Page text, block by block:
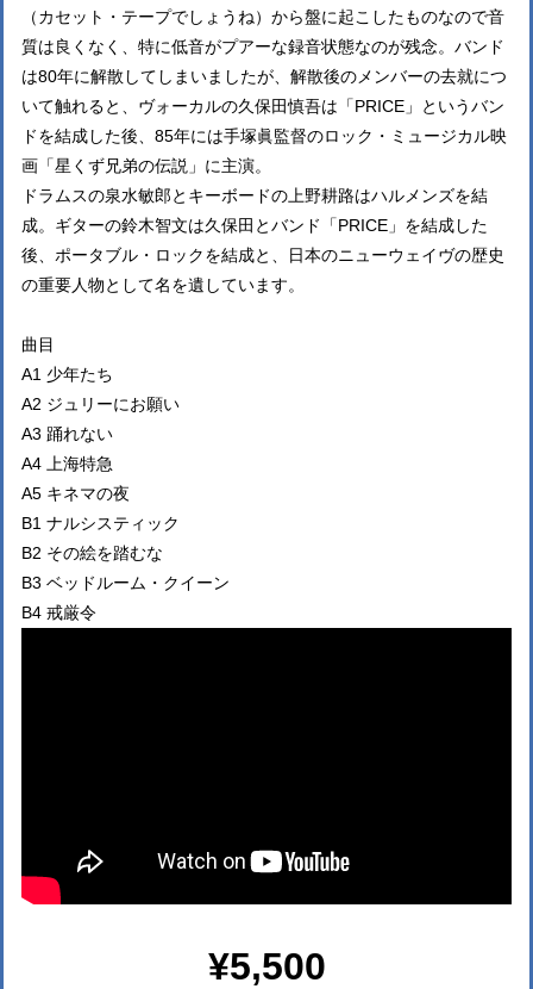
（カセット・テープでしょうね）から盤に起こしたものなので音
質は良くなく、特に低音がプアーな録音状態なのが残念。バンド
は80年に解散してしまいましたが、解散後のメンバーの去就につ
いて触れると、ヴォーカルの久保田慎吾は「PRICE」というバン
ドを結成した後、85年には手塚眞監督のロック・ミュージカル映
画「星くず兄弟の伝説」に主演。
ドラムスの泉水敏郎とキーボードの上野耕路はハルメンズを結
成。ギターの鈴木智文は久保田とバンド「PRICE」を結成した
後、ポータブル・ロックを結成と、日本のニューウェイヴの歴史
の重要人物として名を遺しています。
曲目
A1 少年たち
A2 ジュリーにお願い
A3 踊れない
A4 上海特急
A5 キネマの夜
B1 ナルシスティック
B2 その絵を踏むな
B3 ベッドルーム・クイーン
B4 戒厳令
¥5,500